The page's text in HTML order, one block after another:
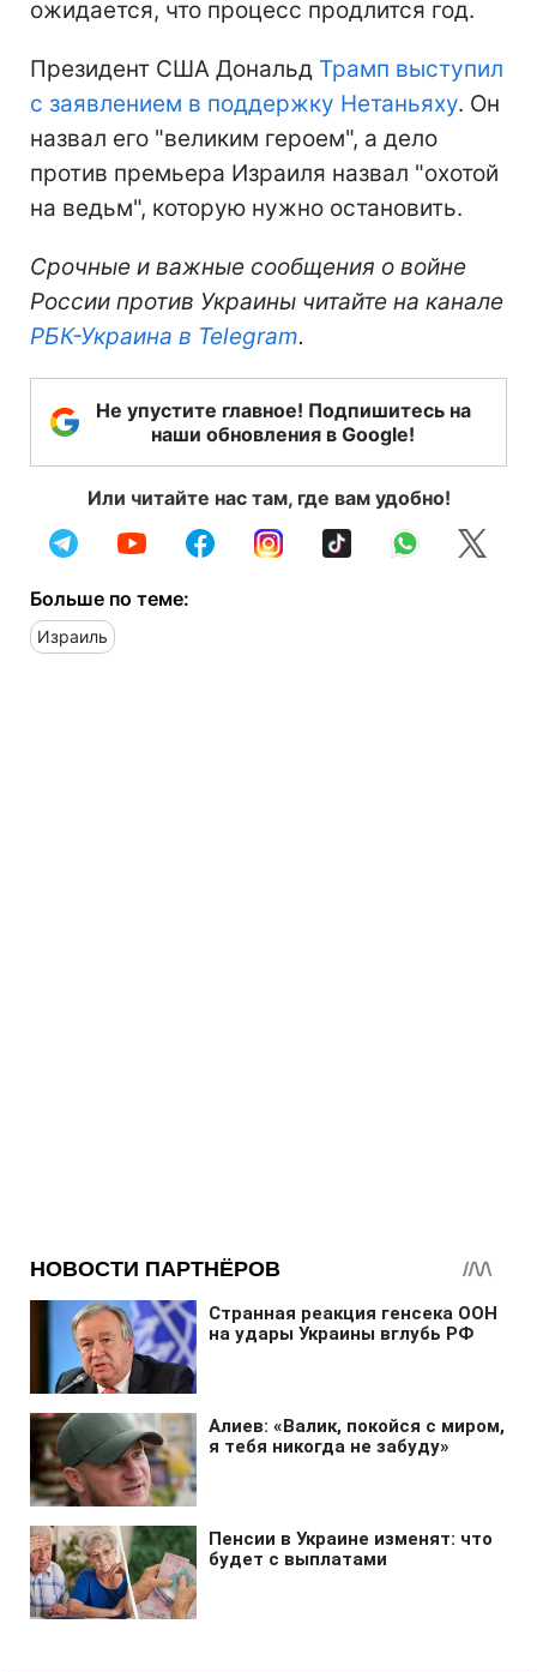
ожидается, что процесс продлится год.
Президент США Дональд Трамп выступил
с заявлением в поддержку Нетаньяху. Он
назвал его "великим героем", а дело
против премьера Израиля назвал "охотой
на ведьм", которую нужно остановить.
Срочные и важные сообщения о войне
России против Украины читайте на канале
РБК-Украина в Telegram.
Не упустите главное! Подпишитесь на
наши обновления в Google!
Или читайте нас там, где вам удобно!
Больше по теме:
Израиль